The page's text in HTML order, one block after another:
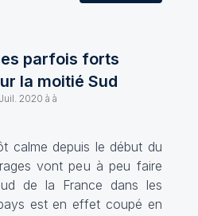
parfois forts
la moitié Sud
2020 à à
calme depuis le début du
vont peu à peu faire
de la France dans les
est en effet coupé en